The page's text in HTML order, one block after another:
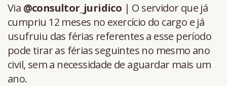
Via @consultor_juridico | O servidor que já
cumpriu 12 meses no exercício do cargo e já
usufruiu das férias referentes a esse período
pode tirar as férias seguintes no mesmo ano
civil, sem a necessidade de aguardar mais um
ano.